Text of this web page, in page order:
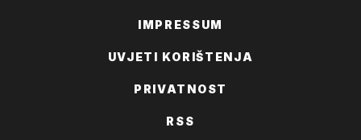
IMPRESSUM
UVJETI KORIŠTENJA
PRIVATNOST
RSS